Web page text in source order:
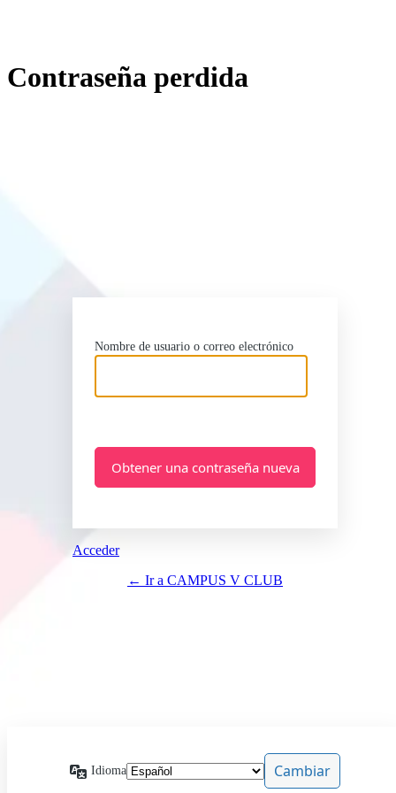
Contraseña perdida
Nombre de usuario o correo electrónico
Acceder
← Ir a CAMPUS V CLUB
Idioma